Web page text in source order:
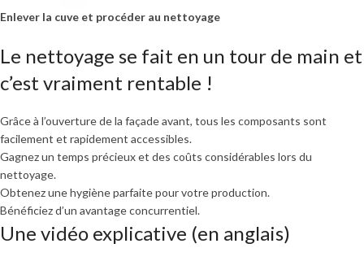
Enlever la cuve et procéder au nettoyage
Le nettoyage se fait en un tour de main et
c’est vraiment rentable !
Grâce à l’ouverture de la façade avant, tous les composants sont
facilement et rapidement accessibles.
Gagnez un temps précieux et des coûts considérables lors du
nettoyage.
Obtenez une hygiène parfaite pour votre production.
Bénéficiez d’un avantage concurrentiel.
Une vidéo explicative (en anglais)